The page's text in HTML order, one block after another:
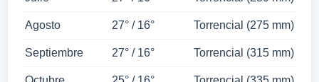
Agosto 27° / 16° Torrencial (275 mm)
Septiembre 27° / 16° Torrencial (315 mm)